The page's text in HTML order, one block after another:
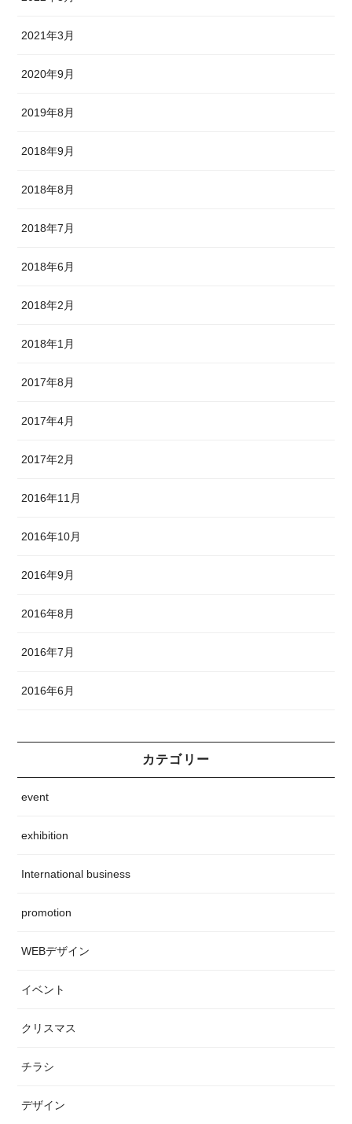
2021年3月
2020年9月
2019年8月
2018年9月
2018年8月
2018年7月
2018年6月
2018年2月
2018年1月
2017年8月
2017年4月
2017年2月
2016年11月
2016年10月
2016年9月
2016年8月
2016年7月
2016年6月
カテゴリー
event
exhibition
International business
promotion
WEBデザイン
イベント
クリスマス
チラシ
デザイン